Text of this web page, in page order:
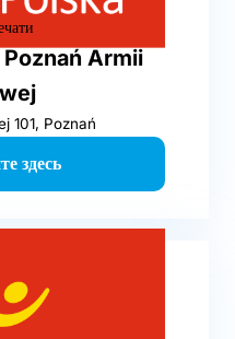
Armii
101, Poznań
здесь